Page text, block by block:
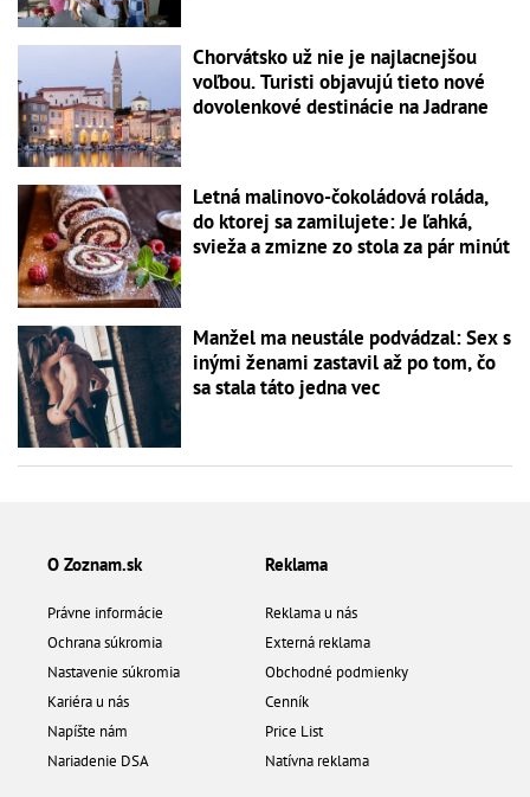
Chorvátsko už nie je najlacnejšou
voľbou. Turisti objavujú tieto nové
dovolenkové destinácie na Jadrane
Letná malinovo-čokoládová roláda,
do ktorej sa zamilujete: Je ľahká,
svieža a zmizne zo stola za pár minút
Manžel ma neustále podvádzal: Sex s
inými ženami zastavil až po tom, čo
sa stala táto jedna vec
O Zoznam.sk
Právne informácie
Ochrana súkromia
Nastavenie súkromia
Kariéra u nás
Napíšte nám
Nariadenie DSA
Reklama
Reklama u nás
Externá reklama
Obchodné podmienky
Cenník
Price List
Natívna reklama